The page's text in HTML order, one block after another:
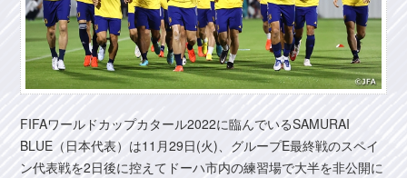
FIFAワールドカップカタール2022に臨んでいるSAMURAI
BLUE（日本代表）は11月29日(火)、グループE最終戦のスペイ
ン代表戦を2日後に控えてドーハ市内の練習場で大半を非公開に